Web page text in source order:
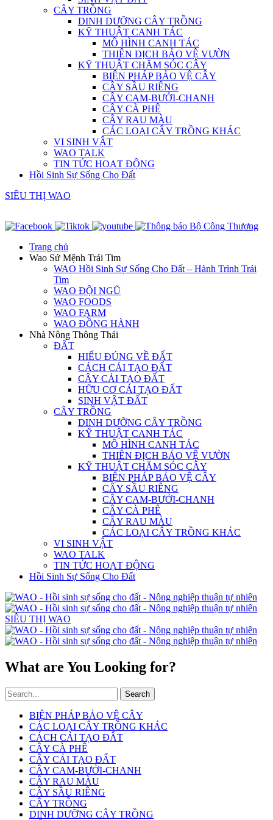
CÂY TRỒNG
DINH DƯỠNG CÂY TRỒNG
KỸ THUẬT CANH TÁC
MÔ HÌNH CANH TÁC
THIÊN ĐỊCH BẢO VỆ VƯỜN
KỸ THUẬT CHĂM SÓC CÂY
BIỆN PHÁP BẢO VỆ CÂY
CÂY SẦU RIÊNG
CÂY CAM-BƯỞI-CHANH
CÂY CÀ PHÊ
CÂY RAU MÀU
CÁC LOẠI CÂY TRỒNG KHÁC
VI SINH VẬT
WAO TALK
TIN TỨC HOẠT ĐỘNG
Hồi Sinh Sự Sống Cho Đất
SIÊU THỊ WAO
Trang chủ
Wao Sứ Mệnh Trái Tim
WAO Hồi Sinh Sự Sống Cho Đất – Hành Trình Trái
Tim
WAO ĐỘI NGŨ
WAO FOODS
WAO FARM
WAO ĐỒNG HÀNH
Nhà Nông Thông Thái
ĐẤT
HIỂU ĐÚNG VỀ ĐẤT
CÁCH CẢI TẠO ĐẤT
CÂY CẢI TẠO ĐẤT
HỮU CƠ CẢI TẠO ĐẤT
SINH VẬT ĐẤT
CÂY TRỒNG
DINH DƯỠNG CÂY TRỒNG
KỸ THUẬT CANH TÁC
MÔ HÌNH CANH TÁC
THIÊN ĐỊCH BẢO VỆ VƯỜN
KỸ THUẬT CHĂM SÓC CÂY
BIỆN PHÁP BẢO VỆ CÂY
CÂY SẦU RIÊNG
CÂY CAM-BƯỞI-CHANH
CÂY CÀ PHÊ
CÂY RAU MÀU
CÁC LOẠI CÂY TRỒNG KHÁC
VI SINH VẬT
WAO TALK
TIN TỨC HOẠT ĐỘNG
Hồi Sinh Sự Sống Cho Đất
SIÊU THỊ WAO
What are You Looking for?
Search
BIỆN PHÁP BẢO VỆ CÂY
CÁC LOẠI CÂY TRỒNG KHÁC
CÁCH CẢI TẠO ĐẤT
CÂY CÀ PHÊ
CÂY CẢI TẠO ĐẤT
CÂY CAM-BƯỞI-CHANH
CÂY RAU MÀU
CÂY SẦU RIÊNG
CÂY TRỒNG
DINH DƯỠNG CÂY TRỒNG